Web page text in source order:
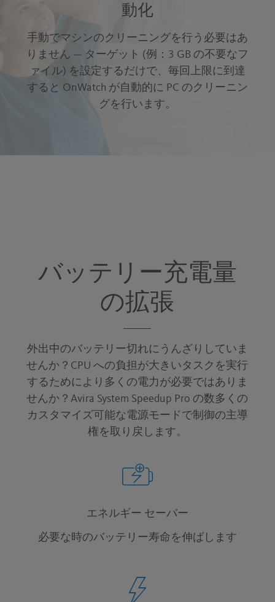
動化
手動でマシンのクリーニングを行う必要はあ
りません — ターゲット (例：3 GB の不要なフ
ァイル) を設定するだけで、毎回上限に到達
すると OnWatch が自動的に PC のクリーニン
グを行います。
バッテリー充電量
の拡張
外出中のバッテリー切れにうんざりしていま
せんか？CPU への負担が大きいタスクを実行
するためにより多くの電力が必要ではありま
せんか？Avira System Speedup Pro の数多くの
カスタマイズ可能な電源モードで制御の主導
権を取り戻します。
エネルギー セーバー
必要な時のバッテリー寿命を伸ばします